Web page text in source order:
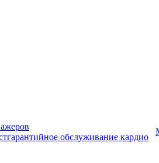
обслуживание кардио